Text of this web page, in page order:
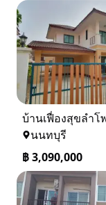
นนทบุรี
฿3,090,000